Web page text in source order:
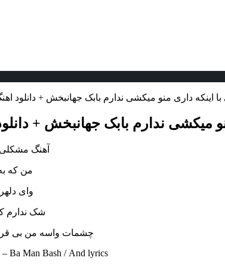
اینکه داری منو میکشی ندارم بابک جهانبخش + دانلود
میکشی ندارم بابک جهانبخش +
آهنگ مشکلی
من که
وای
شک ندارم
چشمات واسه من بی
Ba Man Bash / And lyrics